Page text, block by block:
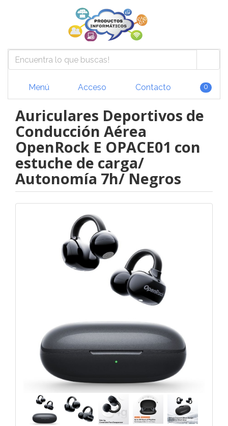
Menú Acceso Contacto 0
Auriculares Deportivos de
Conducción Aérea
OpenRock E OPACE01 con
estuche de carga/
Autonomía 7h/ Negros